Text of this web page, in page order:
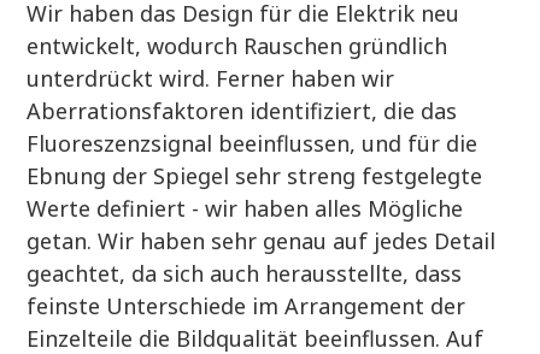
Wir haben das Design für die Elektrik neu
entwickelt, wodurch Rauschen gründlich
unterdrückt wird. Ferner haben wir
Aberrationsfaktoren identifiziert, die das
Fluoreszenzsignal beeinflussen, und für die
Ebnung der Spiegel sehr streng festgelegte
Werte definiert - wir haben alles Mögliche
getan. Wir haben sehr genau auf jedes Detail
geachtet, da sich auch herausstellte, dass
feinste Unterschiede im Arrangement der
Einzelteile die Bildqualität beeinflussen. Auf